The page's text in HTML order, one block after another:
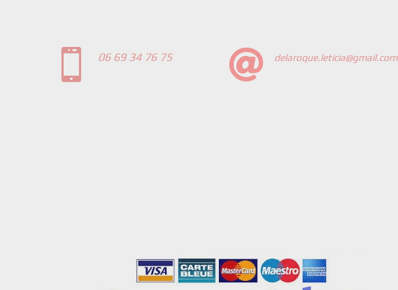
 06 69 34 76 75  delaroque.leticia@gmail.com